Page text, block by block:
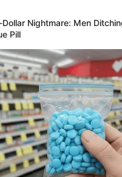
พ (แค่หลับตาก็เห็นถึงอน
าผู้หญิงในประเทศไทย จ
โลก
กิดการปฏิรูปการเมืองครั้
ศรษฐกิจจะดีขึ้น
รษฐกิจจะดีขึ้น การลงทุน
อง
Nightmare: Men
Pill